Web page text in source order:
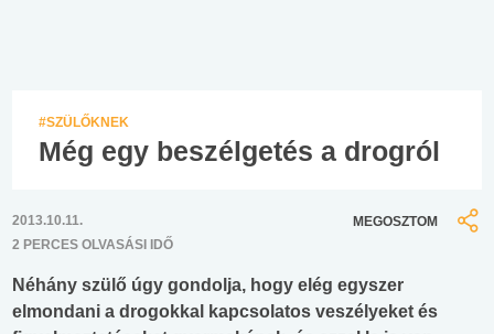
#SZÜLŐKNEK
Még egy beszélgetés a drogról
2013.10.11.
2 PERCES OLVASÁSI IDŐ
MEGOSZTOM
Néhány szülő úgy gondolja, hogy elég egyszer
elmondani a drogokkal kapcsolatos veszélyeket és